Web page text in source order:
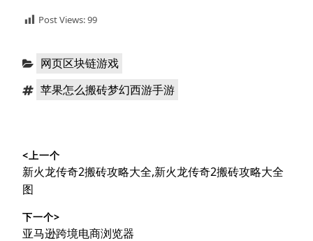
Post Views:99
分
网页区块链游戏
标 苹果怎么搬砖梦幻西游手游
章
导
航
<上一个
上
篇
章：
新火龙传奇2搬砖攻略大全,新火龙传奇2搬砖攻略大全
图
下一个>
下
亚马逊跨境电商浏览器